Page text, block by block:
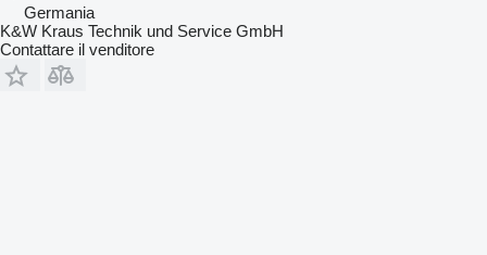
Germania
K&W Kraus Technik und Service GmbH
Contattare il venditore